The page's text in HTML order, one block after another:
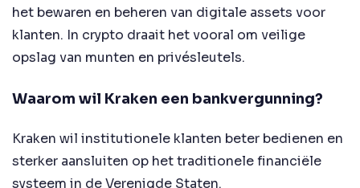
het bewaren en beheren van digitale assets voor
klanten. In crypto draait het vooral om veilige
opslag van munten en privésleutels.
Waarom wil Kraken een bankvergunning?
Kraken wil institutionele klanten beter bedienen en
sterker aansluiten op het traditionele financiële
systeem in de Verenigde Staten.